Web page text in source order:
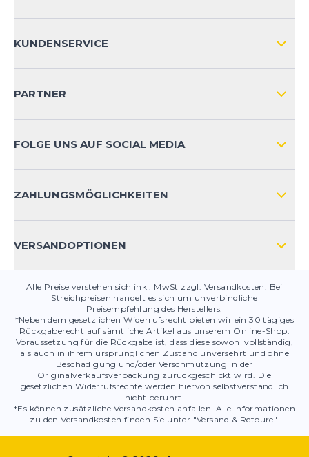
KUNDENSERVICE
KONTAKT
PRODUKTSICHERHEIT
PARTNER
FOLGE UNS AUF SOCIAL MEDIA
ZAHLUNGSMÖGLICHKEITEN
VERSANDOPTIONEN
Alle Preise verstehen sich inkl. MwSt zzgl. Versandkosten. Bei
Streichpreisen handelt es sich um unverbindliche
Preisempfehlung des Herstellers.
*Neben dem gesetzlichen Widerrufsrecht bieten wir ein 30 tägiges
Rückgaberecht auf sämtliche Artikel aus unserem Online-Shop.
Voraussetzung für die Rückgabe ist, dass diese sowohl vollständig,
als auch in ihrem ursprünglichen Zustand unversehrt und ohne
Beschädigung und/oder Verschmutzung in der
Originalverkaufsverpackung zurückgeschickt wird. Die
gesetzlichen Widerrufsrechte werden hiervon selbstverständlich
nicht berührt.
*Es können zusätzliche Versandkosten anfallen. Alle Informationen
zu den Versandkosten finden Sie unter "Versand & Retoure".